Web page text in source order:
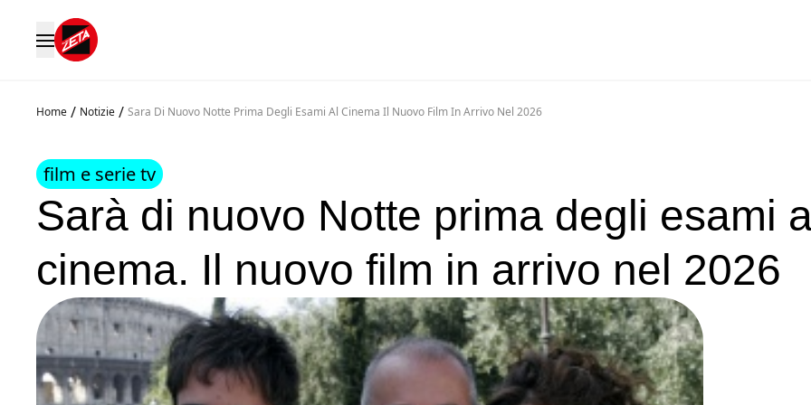
Home / Notizie / Sara Di Nuovo Notte Prima Degli Esami Al Cinema Il Nuovo Film In Arrivo Nel 2026
film e serie tv
Sarà di nuovo Notte prima degli esami
cinema. Il nuovo film in arrivo nel 2026